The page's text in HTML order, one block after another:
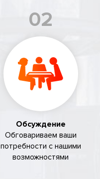
02
Обсуждение
Обговариваем ваши
потребности с нашими
возможностями